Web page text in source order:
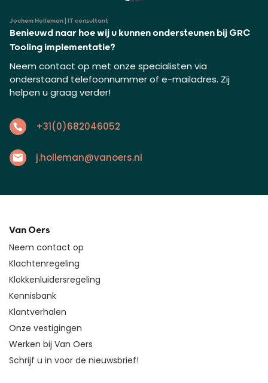
Jochem Holleman | IT consultant
Benieuwd naar hoe wij u kunnen ondersteunen bij GRC
Tooling implementatie?
Neem contact op met onze specialisten via
onderstaand telefoonnummer of e-mailadres. Zij
helpen u graag verder!
+31(0)682046052
j.holleman@vanoers.nl
Van Oers
Neem contact op
Klachtenregeling
Klokkenluidersregeling
Kennisbank
Klantverhalen
Onze vestigingen
Werken bij Van Oers
Schrijf u in voor de nieuwsbrief!